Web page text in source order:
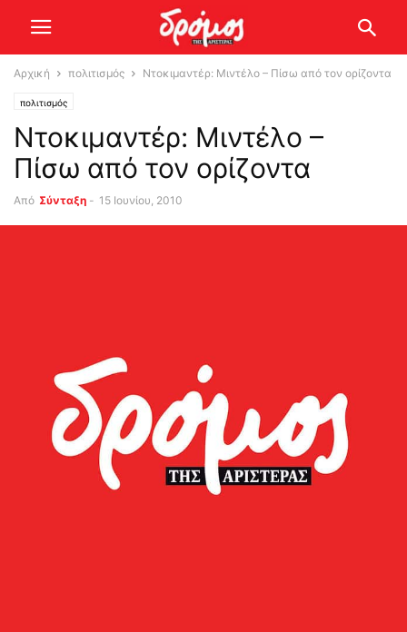
Αρχική πολιτισμός Ντοκιμαντέρ: Μιντέλο – Πίσω από τον ορίζοντα
πολιτισμός
Ντοκιμαντέρ: Μιντέλο –
Πίσω από τον ορίζοντα
Από Σύνταξη - 15 Ιουνίου, 2010